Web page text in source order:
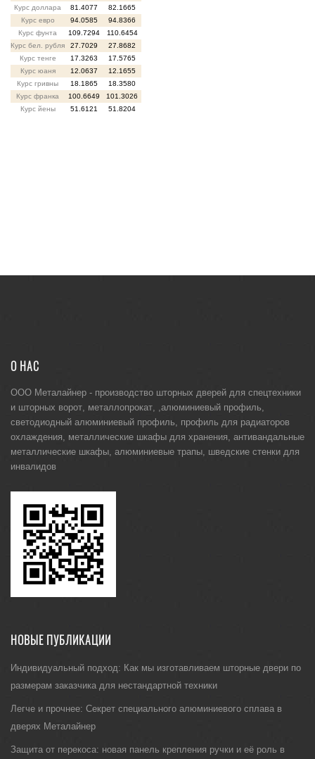
Курс доллара
81.4077
82.1665
Курс евро
94.0585
94.8366
Курс фунта
109.7294
110.6454
Курс бел. рубля
27.7029
27.8682
Курс тенге
17.3263
17.5765
Курс юаня
12.0637
12.1655
Курс гривны
18.1865
18.3580
Курс франка
100.6649
101.3026
Курс йены
51.6121 51.8204
О НАС
ООО Металайнер - производство шторных дверей для спецтехники
и шторных ворот, металлопрокат, ,алюминиевый профиль,
светодиодный алюминиевый профиль, профиль для радиаторов
охлаждения, металлические шкафы для хранения, антивандальные
металлические шкафы, алюминиевые трапы, шведские стенки для
инвалидов
НОВЫЕ ПУБЛИКАЦИИ
Индивидуальный подход: Как мы изготавливаем шторные двери по
размерам заказчика для нестандартной техники
Легче и прочнее: Секрет специального алюминиевого сплава в
дверях Металайнер
Защита от перекоса: новая панель крепления ручки и её роль в